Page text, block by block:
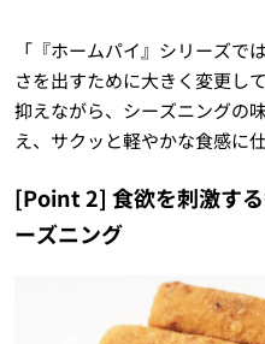
「『ホームパイ』シリーズで
さを出すために大きく変更し
抑えながら、シーズニングの
え、サクッと軽やかな食感に
[Point 2] 食欲を刺激す
ーズニング